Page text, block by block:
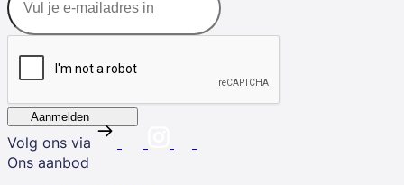
Aanmelden
Volg ons via
Ons aanbod